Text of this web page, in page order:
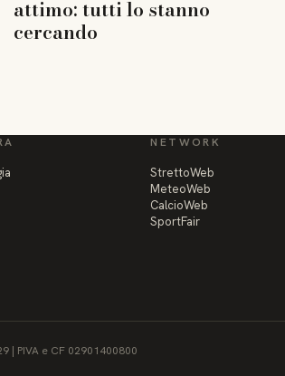
attimo: tutti lo stanno
cercando
NETWORK
StrettoWeb
MeteoWeb
CalcioWeb
SportFair
| PIVA e CF 02901400800